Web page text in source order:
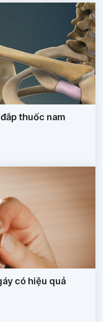
thuốc nam
có hiệu quả